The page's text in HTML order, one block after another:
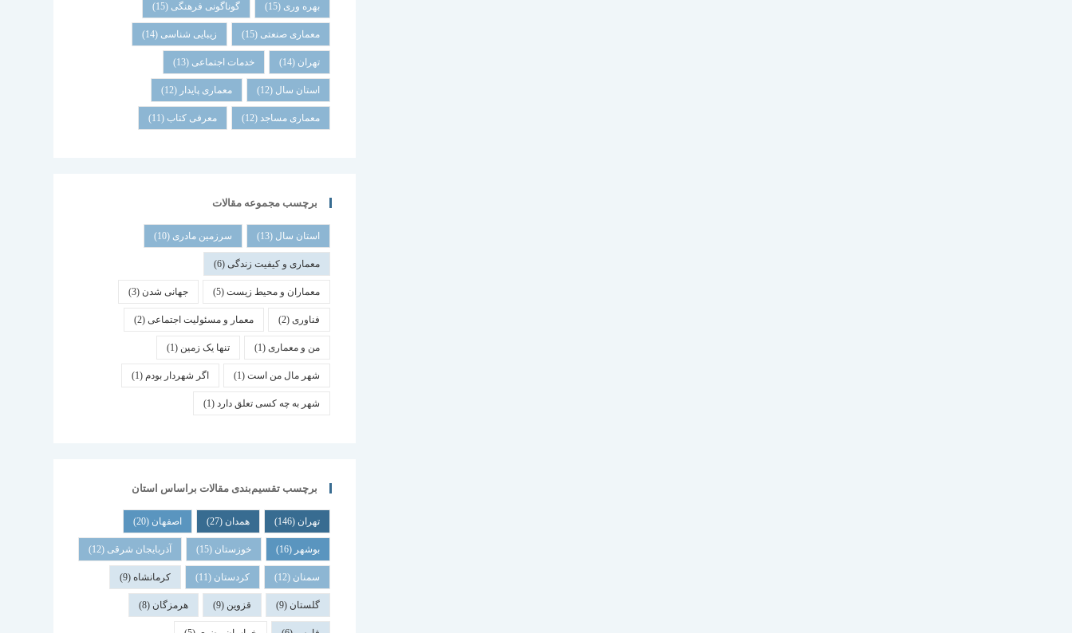
بهره وری (15) گوناگونی فرهنگی (15)
معماری صنعتی (15) زیبایی شناسی (14)
تهران (14) خدمات اجتماعی (13)
استان سال (12) معماری پایدار (12)
معماری مساجد(12) معرفی کتاب (11)
برچسب مجموعه مقالات
استان سال (13) سرزمین مادری (10)
معماری و کیفیت زندگی(6)
معماران و محیط زیست(5) جهانی شدن (3)
فناوری(2) معمار و مسئولیت اجتماعی(2)
من و معماری(1) تنها یک زمین (1)
شهر مال من است(1) اگر شهردار بودم (1)
شهر به چه کسی تعلق دارد(1)
برچسب تقسیم‌بندی مقالات براساس استان
تهران (146) همدان (27) اصفهان (20)
بوشهر (16) خوزستان (15) آذربایجان شرقی (12)
سمنان (12) کردستان (11) کرمانشاه(9)
گلستان (9) قزوین (9) هرمزگان (8)